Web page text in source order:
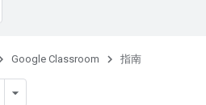
Google Classroom 指南